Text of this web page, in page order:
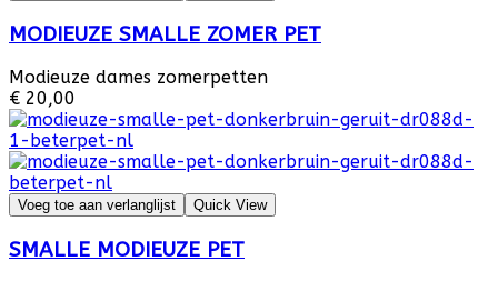
MODIEUZE SMALLE ZOMER PET
Modieuze dames zomerpetten
€ 20,00
Voeg toe aan verlanglijst Quick View
SMALLE MODIEUZE PET